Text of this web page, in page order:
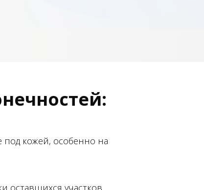
кожей, особенно на
оставшихся участков